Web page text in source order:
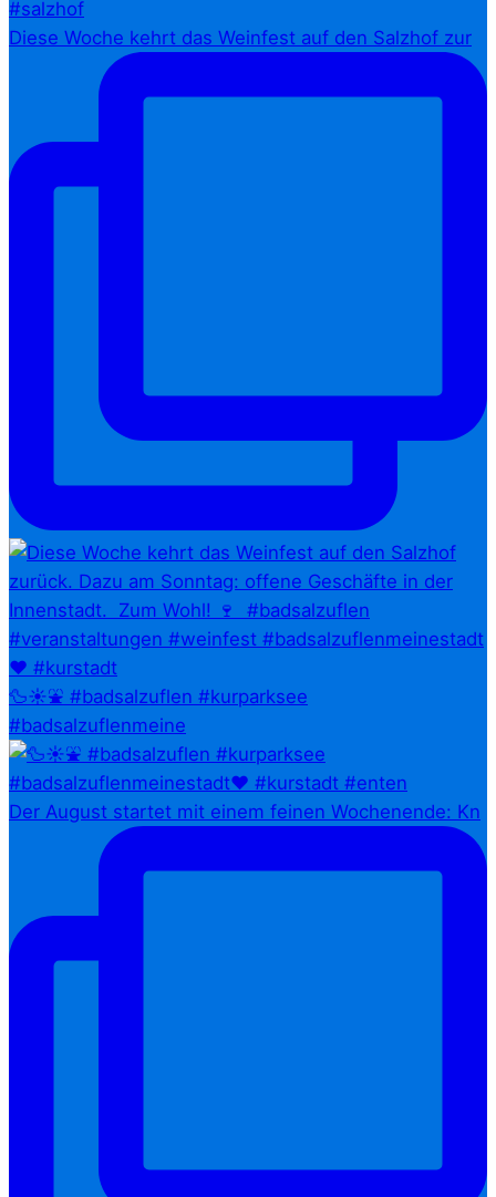
Diese Woche kehrt das Weinfest auf den Salzhof zur
🦆☀️⛲ #badsalzuflen #kurparksee
#badsalzuflenmeine
Der August startet mit einem feinen Wochenende: Kn